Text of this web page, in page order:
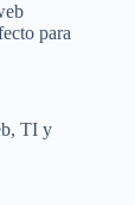
para
, TI y